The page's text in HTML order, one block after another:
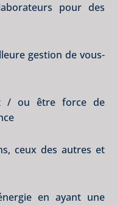
pour des
gestion de vous-
/ ou être force de
ceux des autres et
en ayant une